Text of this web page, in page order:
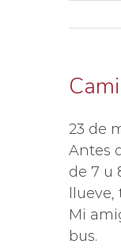
23 de
Antes
de 7 u
Mi
bus.